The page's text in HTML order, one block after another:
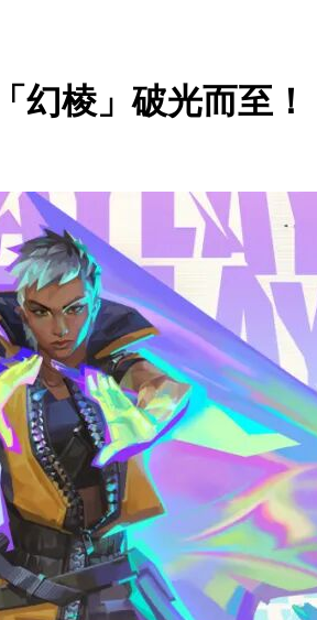
幻棱」破光而至！